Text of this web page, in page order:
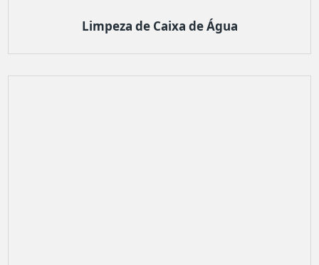
Limpeza de Caixa de Água